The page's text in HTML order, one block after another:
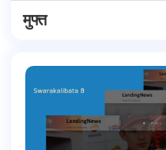
मुफ्त